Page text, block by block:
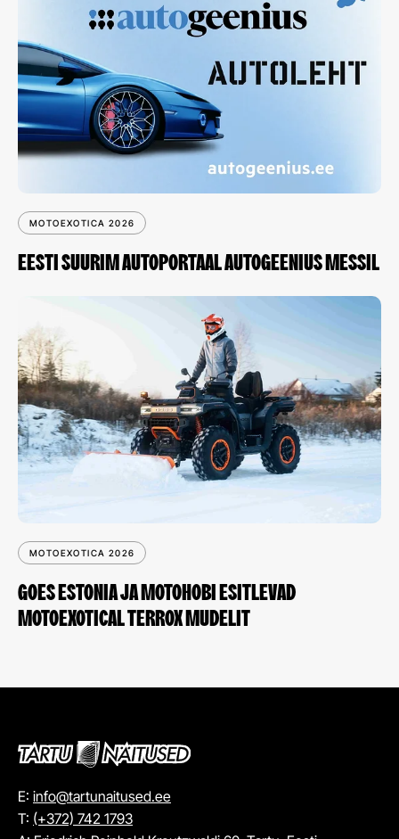
MOTOEXOTICA 2026
EESTI SUURIM AUTOPORTAAL AUTOGEENIUS MESSIL
MOTOEXOTICA 2026
GOES ESTONIA JA MOTOHOBI ESITLEVAD
MOTOEXOTICAL TERROX MUDELIT
E: info@tartunaitused.ee
T: (+372) 742 1793